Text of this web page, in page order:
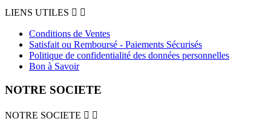
LIENS UTILES  
Conditions de Ventes
Satisfait ou Remboursé - Paiements Sécurisés
Politique de confidentialité des données personnelles
Bon à Savoir
NOTRE SOCIETE
NOTRE SOCIETE  